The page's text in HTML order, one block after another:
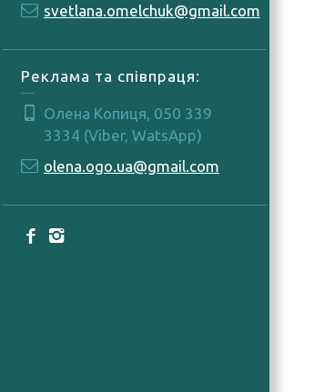
svetlana.omelchuk@gmail.com
Реклама та співпраця:
Олена Копиця, 050 339
3334 (Viber, WatsApp)
olena.ogo.ua@gmail.com